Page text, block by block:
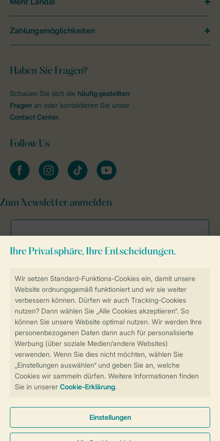
Sicherstellung Deiner Privatsphäre
Weitere Informationen und Einstellungen
Sicher und schnell zur Online-Buchung
Sichere Datenübertragung
Sicheres Bezahlen
Haben Sie Fragen?
Schauen Sie sich die häufig gestellten
Fragen an oder kontaktieren Sie unser
Contact Center.
Follow Us
facebookinstagramtiktok youtube
Zum Newsletter anmelden
Zahlungsmöglichkeiten
Allgemeine Bedingungen Impressum
Cookies und Banner
Barrierefreiheit